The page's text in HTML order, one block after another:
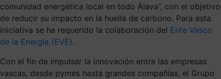
comunidad energética local en todo Álava”, con el objetivo
de reducir su impacto en la huella de carbono. Para esta
iniciativa se ha requerido la colaboración del Ente Vasco
de la Energía (EVE).
Con el fin de impulsar la innovación entre las empresas
vascas, desde pymes hasta grandes compañías, el Grupo